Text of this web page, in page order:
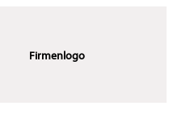
Firmenlogo